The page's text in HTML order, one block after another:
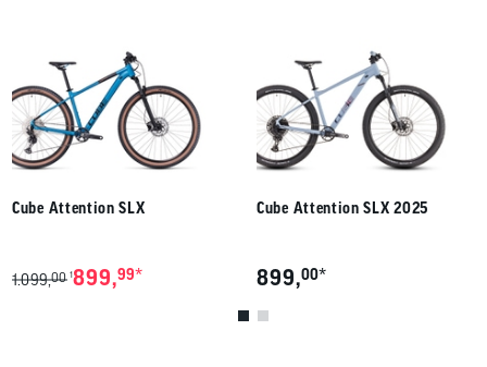
Cube Attention SLX
1.099,00 1899,99*
Cube Attention SLX 2025
899,00*